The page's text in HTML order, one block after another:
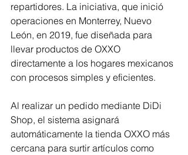
repartidores. La iniciativa, que inició
operaciones en Monterrey, Nuevo
León, en 2019, fue diseñada para
llevar productos de OXXO
directamente a los hogares mexicanos
con procesos simples y eficientes.
Al realizar un pedido mediante DiDi
Shop, el sistema asignará
automáticamente la tienda OXXO más
cercana para surtir artículos como